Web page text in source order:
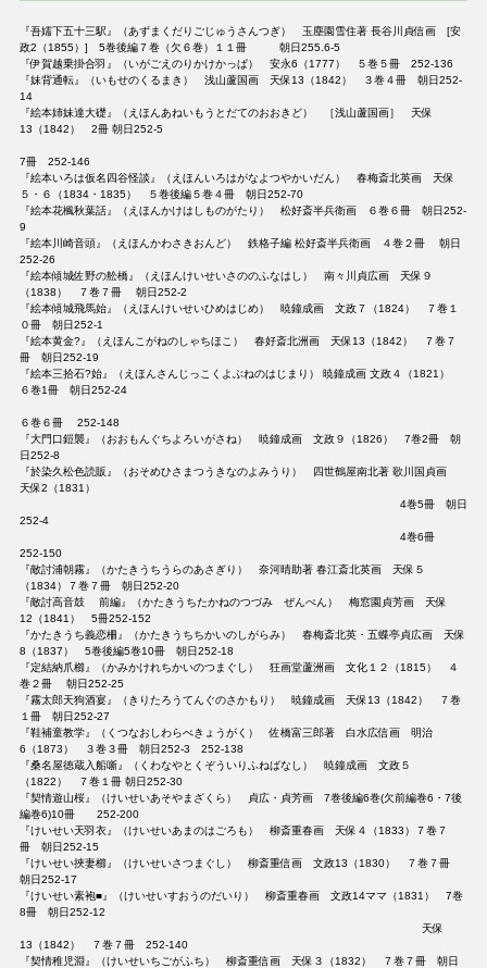
『吾嬬下五十三駅』（あずまくだりごじゅうさんつぎ） 玉塵園雪住著 長谷川貞信画 [安
政2（1855）] 5巻後編７巻（欠６巻）１１冊 朝日255.6-5
『伊賀越乗掛合羽』（いがごえのりかけかっぱ） 安永6（1777） ５巻５冊 252-136
『妹背通転』（いもせのくるまき） 浅山蘆国画 天保13（1842） ３巻４冊 朝日252-
14
『絵本姉妹達大礎』（えほんあねいもうとだてのおおきど） ［浅山蘆国画］ 天保
13（1842） 2冊 朝日252-5
7冊 252-146
『絵本いろは仮名四谷怪談』（えほんいろはがなよつやかいだん） 春梅斎北英画 天保
５・６（1834・1835） ５巻後編５巻４冊 朝日252-70
『絵本花楓秋葉話』（えほんかけはしものがたり） 松好斎半兵衛画 ６巻６冊 朝日252-
9
『絵本川崎音頭』（えほんかわさきおんど） 鉄格子編 松好斎半兵衛画 ４巻２冊 朝日
252-26
『絵本傾城佐野の舩橋』（えほんけいせいさののふなはし） 南々川貞広画 天保９
（1838） ７巻７冊 朝日252-2
『絵本傾城飛馬始』（えほんけいせいひめはじめ） 暁鐘成画 文政７（1824） ７巻１
０冊 朝日252-1
『絵本黄金?』（えほんこがねのしゃちほこ） 春好斎北洲画 天保13（1842） ７巻７
冊 朝日252-19
『絵本三拾石?始』（えほんさんじっこくよぶねのはじまり） 暁鐘成画 文政４（1821）
６巻1冊 朝日252-24
６巻６冊 252-148
『大門口鎧襲』（おおもんぐちよろいがさね） 暁鐘成画 文政９（1826） 7巻2冊 朝
日252-8
『於染久松色読販』（おそめひさまつうきなのよみうり） 四世鶴屋南北著 歌川国貞画
天保2（1831）
4巻5冊 朝日
252-4
4巻6冊
252-150
『敵討浦朝霧』（かたきうちうらのあさぎり） 奈河晴助著 春江斎北英画 天保５
（1834）７巻７冊 朝日252-20
『敵討高音鼓 前編』（かたきうちたかねのつづみ ぜんぺん） 梅窓園貞芳画 天保
12（1841） 5冊252-152
『かたきうち義恋柵』（かたきうちちかいのしがらみ） 春梅斎北英・五蝶亭貞広画 天保
8（1837） 5巻後編5巻10冊 朝日252-18
『定結納爪櫛』（かみかけれちかいのつまぐし） 狂画堂蘆洲画 文化１２（1815） ４
巻２冊 朝日252-25
『霧太郎天狗酒宴』（きりたろうてんぐのさかもり） 暁鐘成画 天保13（1842） ７巻
１冊 朝日252-27
『鞋補童教学』（くつなおしわらべきょうがく） 佐橋富三郎著 白水広信画 明治
6（1873） ３巻３冊 朝日252-3 252-138
『桑名屋徳蔵入船噺』（くわなやとくぞういりふねばなし） 暁鐘成画 文政５
（1822） ７巻１冊 朝日252-30
『契情遊山桜』（けいせいあそやまざくら） 貞広・貞芳画 7巻後編6巻(欠前編巻6・7後
編巻6)10冊 252-200
『けいせい天羽衣』（けいせいあまのはごろも） 柳斎重春画 天保４（1833）７巻７
冊 朝日252-15
『けいせい挾妻櫛』（けいせいさつまぐし） 柳斎重信画 文政13（1830） ７巻７冊
朝日252-17
『けいせい素袍■』（けいせいすおうのだいり） 柳斎重春画 文政14ママ（1831） 7巻
8冊 朝日252-12
天保
13（1842） ７巻７冊 252-140
『契情稚児淵』（けいせいちごがふち） 柳斎重信画 天保３（1832） ７巻７冊 朝日